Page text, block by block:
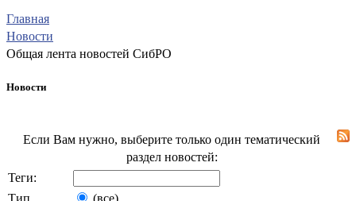
Главная
Новости
Общая лента новостей СибРО
Новости
Если Вам нужно, выберите только один тематический
раздел новостей:
Теги:
Тип
(все)